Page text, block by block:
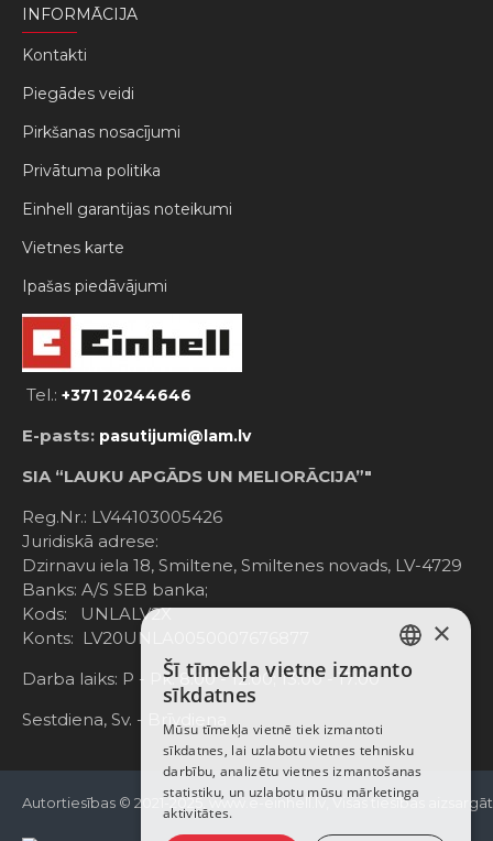
INFORMĀCIJA
Kontakti
Piegādes veidi
Pirkšanas nosacījumi
Privātuma politika
Einhell garantijas noteikumi
Vietnes karte
Ipašas piedāvājumi
Tel.: +371 20244646
E-pasts: pasutijumi@lam.lv
SIA “LAUKU APGĀDS UN MELIORĀCIJA”"
Reg.Nr.: LV44103005426
Juridiskā adrese:
Dzirnavu iela 18, Smiltene, Smiltenes novads, LV-4729
Banks: A/S SEB banka;
Kods: UNLALV2X
Konts: LV20UNLA0050007676877
Darba laiks: P - Pk. 8:00 - 12:00; 13:00 - 17:00
Sestdiena, Sv. - Brīvdiena
Autortiesības © 2021-2025, www.e-einhell.lv, Visas tiesības
LATVIAN
ENGLISH
×
Šī tīmekļa vietne izmanto
sīkdatnes
Mūsu tīmekļa vietnē tiek izmantoti
sīkdatnes, lai uzlabotu vietnes tehnisku
darbību, analizētu vietnes izmantošanas
statistiku, un uzlabotu mūsu mārketinga
aktivitātes.